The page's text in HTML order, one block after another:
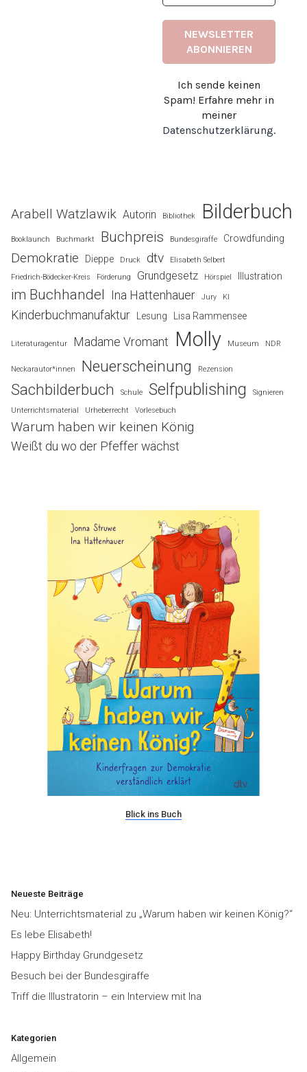
Ich sende keinen
Spam! Erfahre mehr in
meiner
Datenschutzerklärung.
Arabell Watzlawik Autorin Bibliothek Bilderbuch
Booklaunch Buchmarkt Buchpreis Bundesgiraffe Crowdfunding
Demokratie Dieppe Druck dtv
Elisabeth Selbert
Friedrich-Bödecker-Kreis
Förderung Grundgesetz Hörspiel Illustration
im Buchhandel Ina Hattenhauer Jury KI
Kinderbuchmanufaktur Lesung Lisa Rammensee
Literaturagentur Madame Vromant Molly Museum NDR
Neckarautor*innen Neuerscheinung Rezension
Sachbilderbuch Schule Selfpublishing
Signieren
Unterrichtsmaterial
Urheberrecht Vorlesebuch
Warum haben wir keinen König
Weißt du wo der Pfeffer wächst
Blick ins Buch
Neueste Beiträge
Neu: Unterrichtsmaterial zu „Warum haben wir keinen König?“
Es lebe Elisabeth!
Happy Birthday Grundgesetz
Besuch bei der Bundesgiraffe
Triff die Illustratorin – ein Interview mit Ina
Kategorien
Allgemein